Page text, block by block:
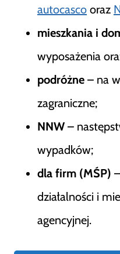
autocasco oraz
mieszkania i
wyposażenia
podróżne – na
zagraniczne;
NNW –
wypadków;
dla firm (MŚP)
działalności i
agencyjnej.